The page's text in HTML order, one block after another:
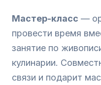
Мастер-класс —
провести время
занятие по
кулинарии.
связи и подарит